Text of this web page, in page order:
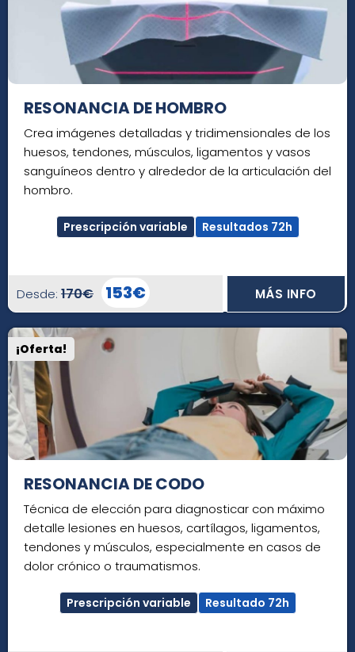
RESONANCIA DE HOMBRO
Crea imágenes detalladas y tridimensionales de los
huesos, tendones, músculos, ligamentos y vasos
sanguíneos dentro y alrededor de la articulación del
hombro.
Prescripción variable Resultados 72h
Desde: 170€ 153€ MÁS INFO
¡Oferta!
RESONANCIA DE CODO
Técnica de elección para diagnosticar con máximo
detalle lesiones en huesos, cartílagos, ligamentos,
tendones y músculos, especialmente en casos de
dolor crónico o traumatismos.
Prescripción variable Resultado 72h